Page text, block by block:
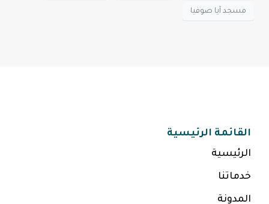
مسجد آيا صوفيا
القائمة الرئيسية
الرئيسية
خدماتنا
المدونة